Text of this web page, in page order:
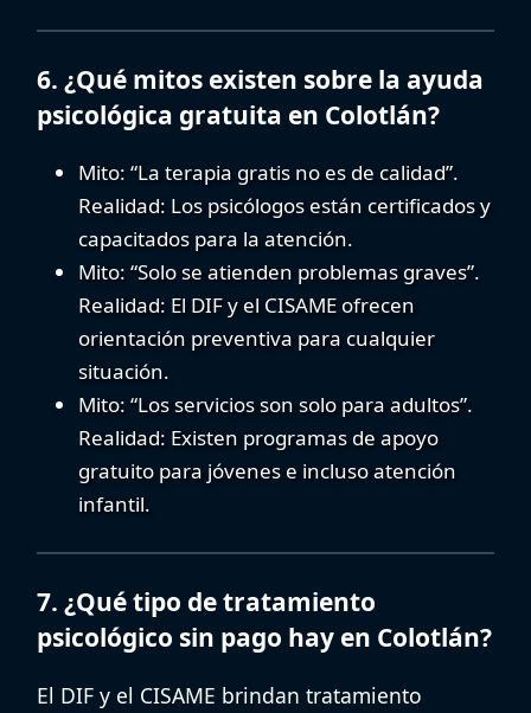
6. ¿Qué mitos existen sobre la ayuda
psicológica gratuita en Colotlán?
Mito: “La terapia gratis no es de calidad”.
Realidad: Los psicólogos están certificados y
capacitados para la atención.
Mito: “Solo se atienden problemas graves”.
Realidad: El DIF y el CISAME ofrecen
orientación preventiva para cualquier
situación.
Mito: “Los servicios son solo para adultos”.
Realidad: Existen programas de apoyo
gratuito para jóvenes e incluso atención
infantil.
7. ¿Qué tipo de tratamiento
psicológico sin pago hay en Colotlán?
El DIF y el CISAME brindan tratamiento